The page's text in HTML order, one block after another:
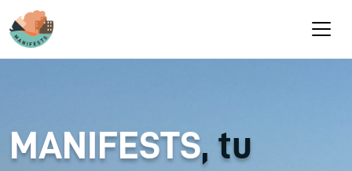
Pasar al contenido principal
MANIFESTS, tu